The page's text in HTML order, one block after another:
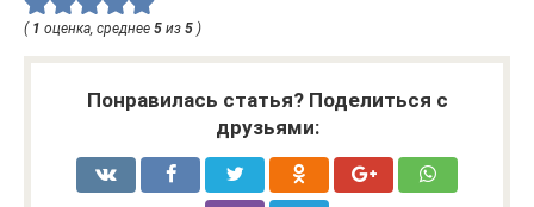
( 1 оценка, среднее 5 из 5 )
Понравилась статья? Поделиться с
друзьями: